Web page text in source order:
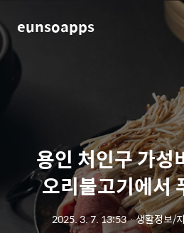
eunsoapps
용인 처인구 가성
오리불고기에서
2025. 3. 7. 13:53ㆍ생활정보/